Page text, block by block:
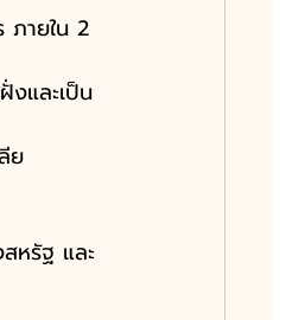
ภายใน 2
และเป็น
ย
หรัฐ และ